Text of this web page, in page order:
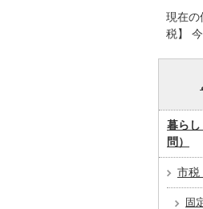
現在の
税】
暮ら
問）
市税
固